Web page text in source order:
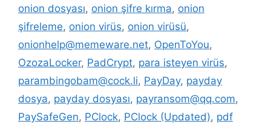
onion dosyası, onion şifre kırma, onion
şifreleme, onion virüs, onion virüsü,
onionhelp@memeware.net, OpenToYou,
OzozaLocker, PadCrypt, para isteyen virüs,
parambingobam@cock.li, PayDay, payday
dosya, payday dosyası, payransom@qq.com,
PaySafeGen, PClock, PClock (Updated), pdf